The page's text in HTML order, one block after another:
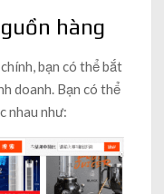
hàng
bạn có thể bắt
doanh. Bạn có thể
nhau như: